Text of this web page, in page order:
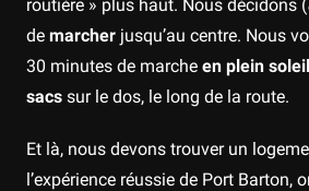
routière » plus haut. Nous décidons (
de marcher jusqu’au centre. Nous
30 minutes de marche en plein
sacs sur le dos, le long de la route.
Et là, nous devons trouver un
l’expérience réussie de Port Barton,